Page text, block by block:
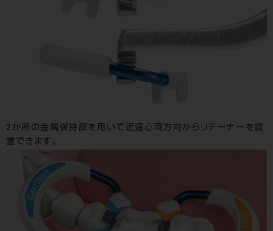
2か所の金属保持部を用いて近遠心両方向からリテーナーを設
置できます。